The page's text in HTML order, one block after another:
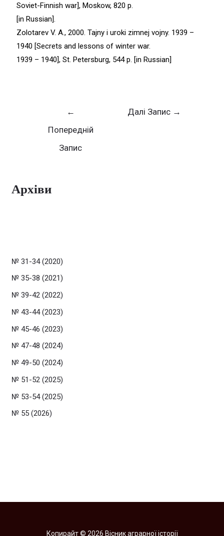
Soviet-Finnish war], Moskow, 820 p.
[in Russian].
Zolotarev V. A., 2000. Tajny i uroki zimnej vojny. 1939 –
1940 [Secrets and lessons of winter war.
1939 – 1940], St. Petersburg, 544 p. [in Russian]
←
Попередній
Запис
Далі Запис →
Архіви
№ 31-34 (2020)
№ 35-38 (2021)
№ 39-42 (2022)
№ 43-44 (2023)
№ 45-46 (2023)
№ 47-48 (2024)
№ 49-50 (2024)
№ 51-52 (2025)
№ 53-54 (2025)
№ 55 (2026)
Копирайт © 2026 Вісник аграрної історії